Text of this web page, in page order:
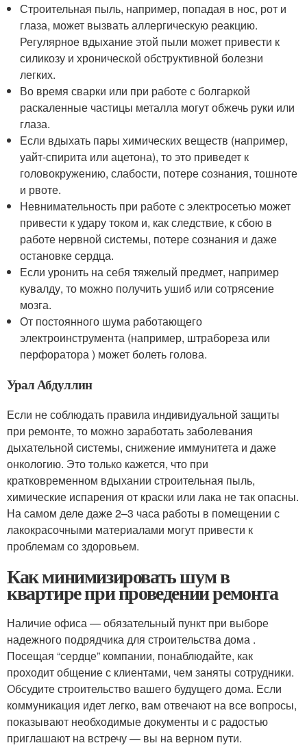
Строительная пыль, например, попадая в нос, рот и
глаза, может вызвать аллергическую реакцию.
Регулярное вдыхание этой пыли может привести к
силикозу и хронической обструктивной болезни
легких.
Во время сварки или при работе с болгаркой
раскаленные частицы металла могут обжечь руки или
глаза.
Если вдыхать пары химических веществ (например,
уайт-спирита или ацетона), то это приведет к
головокружению, слабости, потере сознания, тошноте
и рвоте.
Невнимательность при работе с электросетью может
привести к удару током и, как следствие, к сбою в
работе нервной системы, потере сознания и даже
остановке сердца.
Если уронить на себя тяжелый предмет, например
кувалду, то можно получить ушиб или сотрясение
мозга.
От постоянного шума работающего
электроинструмента (например, штрабореза или
перфоратора ) может болеть голова.
Урал Абдуллин
Если не соблюдать правила индивидуальной защиты
при ремонте, то можно заработать заболевания
дыхательной системы, снижение иммунитета и даже
онкологию. Это только кажется, что при
кратковременном вдыхании строительная пыль,
химические испарения от краски или лака не так опасны.
На самом деле даже 2–3 часа работы в помещении с
лакокрасочными материалами могут привести к
проблемам со здоровьем.
Как минимизировать шум в
квартире при проведении ремонта
Наличие офиса — обязательный пункт при выборе
надежного подрядчика для строительства дома .
Посещая “сердце” компании, понаблюдайте, как
проходит общение с клиентами, чем заняты сотрудники.
Обсудите строительство вашего будущего дома. Если
коммуникация идет легко, вам отвечают на все вопросы,
показывают необходимые документы и с радостью
приглашают на встречу — вы на верном пути.